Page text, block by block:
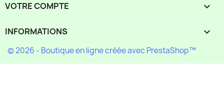
VOTRE COMPTE 
INFORMATIONS keyboard_arrow_down
© 2026 - Boutique en ligne créée avec PrestaShop™